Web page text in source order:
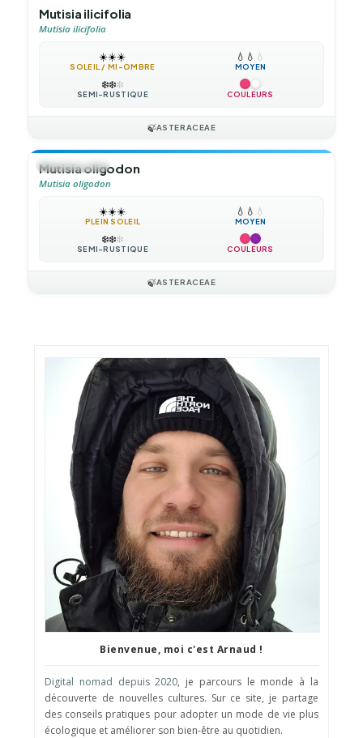
Mutisia ilicifolia
Mutisia ilicifolia
☀️☀️☀️
SOLEIL / MI-OMBRE
💧 💧 💧
MOYEN
❄️❄️❄️
SEMI-RUSTIQUE COULEURS
🍃ASTERACEAE
🍃GRIMPANTE
Mutisia oligodon
Mutisia oligodon
☀️☀️☀️
PLEIN SOLEIL
💧 💧 💧
MOYEN
❄️❄️❄️
SEMI-RUSTIQUE COULEURS
🍃ASTERACEAE
Bienvenue, moi c'est Arnaud !
Digital nomad depuis 2020, je parcours le monde à la
découverte de nouvelles cultures. Sur ce site, je partage
des conseils pratiques pour adopter un mode de vie plus
écologique et améliorer son bien-être au quotidien.